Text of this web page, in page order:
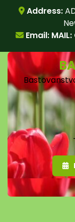
content
Address:
Email: MAIL: